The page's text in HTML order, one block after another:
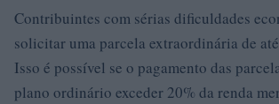
Contribuintes com sérias dificuldades
solicitar uma parcela extraordinária de
Isso é possível se o pagamento das
plano ordinário exceder 20% da renda